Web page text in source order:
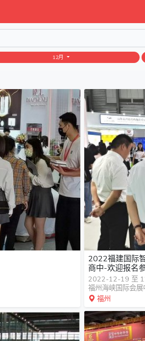
12月
2022福建国际
商中-欢迎报名
2022-12-19 至
福州海峡国际会展
福州